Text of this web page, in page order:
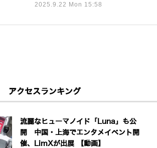
2025.9.22 Mon 15:58
アクセスランキング
流麗なヒューマノイド「Luna」も公
開 中国・上海でエンタメイベント開
催、LimXが出展 【動画】